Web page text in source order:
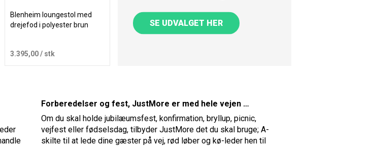
Blenheim loungestol med
drejefod i polyester brun
3.395,00/ stk
SE UDVALGET HER
Forberedelser og fest, JustMore er med hele vejen …
Om du skal holde jubilæumsfest, konfirmation, bryllup, picnic,
vejfest eller fødselsdag, tilbyder JustMore det du skal bruge; A-
skilte til at lede dine gæster på vej, rød løber og kø-leder hen til